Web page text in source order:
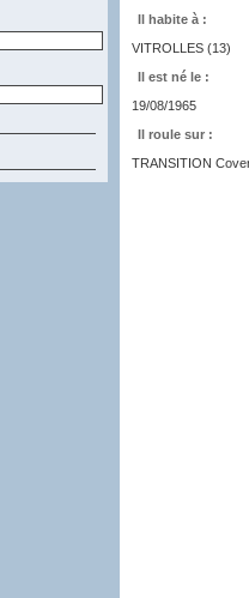
Il habite à :
VITROLLES (13)
Il est né le :
19/08/1965
Il roule sur :
TRANSITION